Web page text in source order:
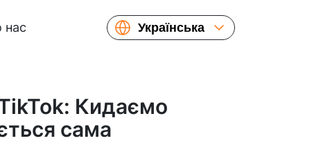
нас
Українська
Français
Кидаємо
сама